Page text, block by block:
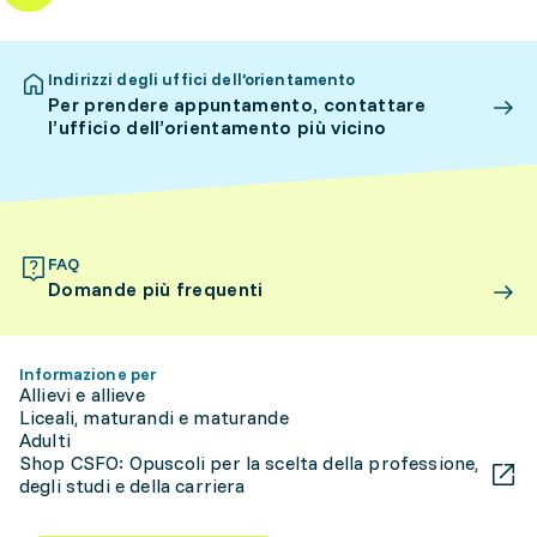
Indirizzi degli uffici dell’orientamento
Per prendere appuntamento, contattare
l’ufficio dell’orientamento più vicino
FAQ
Domande più frequenti
Informazione per
Allievi e allieve
Liceali, maturandi e maturande
Adulti
Shop CSFO: Opuscoli per la scelta della professione,
degli studi e della carriera